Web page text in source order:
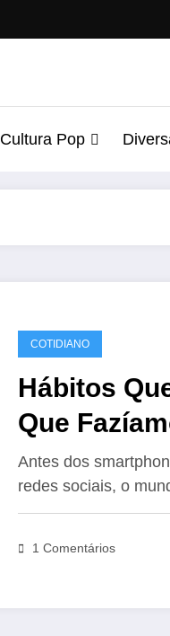
Cultura Pop
COTIDIANO
Hábitos
Que
2000 e
Antes dos
redes sociais, o
1 Comentários